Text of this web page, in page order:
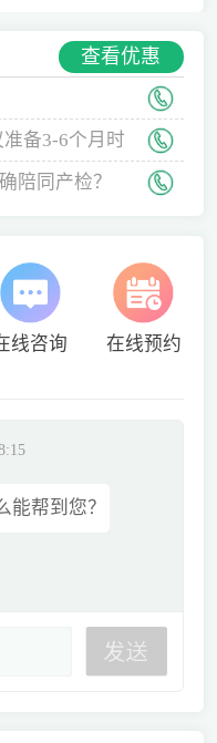
查看优惠
备3-6个月时
陪同产检？
线咨询 在线预约
能帮到您？